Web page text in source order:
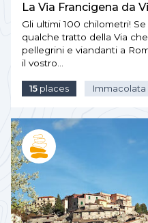
La Via Francigena da
Gli ultimi 100 chilometri!
qualche tratto della Via
pellegrini e viandanti a
il vostro…
15 places Immacolata